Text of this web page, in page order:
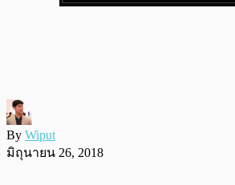
By Wiput
มิถุนายน 26, 2018